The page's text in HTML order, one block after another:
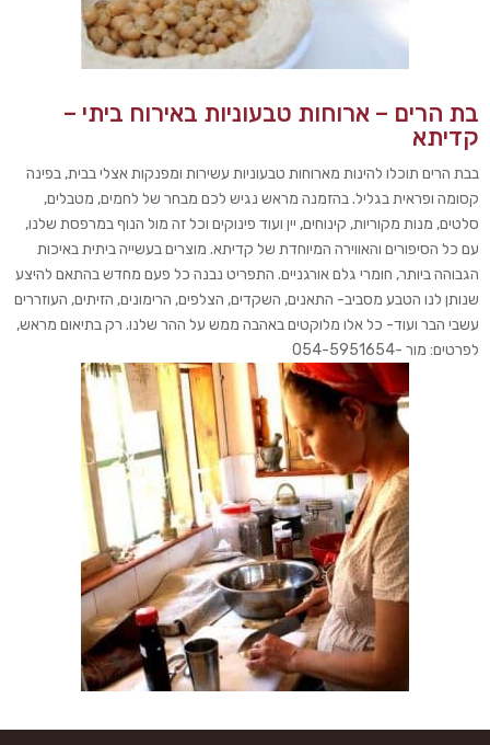
בת הרים – ארוחות טבעוניות באירוח ביתי –
קדיתא
בבת הרים תוכלו להינות מארוחות טבעוניות עשירות ומפנקות אצלי בבית, בפינה
קסומה ופראית בגליל. בהזמנה מראש נגיש לכם מבחר של לחמים, מטבלים,
סלטים, מנות מקוריות, קינוחים, יין ועוד פינוקים וכל זה מול הנוף במרפסת שלנו,
עם כל הסיפורים והאווירה המיוחדת של קדיתא. מוצרים בעשייה ביתית באיכות
הגבוהה ביותר, חומרי גלם אורגניים. התפריט נבנה כל פעם מחדש בהתאם להיצע
שנותן לנו הטבע מסביב- התאנים, השקדים, הצלפים, הרימונים, הזיתים, העוזררים
עשבי הבר ועוד- כל אלו מלוקטים באהבה ממש על ההר שלנו. רק בתיאום מראש,
לפרטים: מור -054-5951654